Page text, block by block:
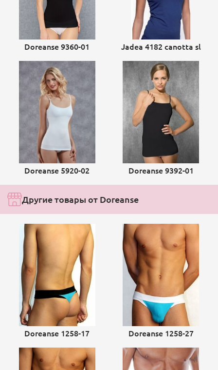
Doreanse 9360-01 Jadea 4182 canotta sl
Doreanse 5920-02 Doreanse 9392-01
Другие товары от Doreanse
Doreanse 1258-17 Doreanse 1258-27